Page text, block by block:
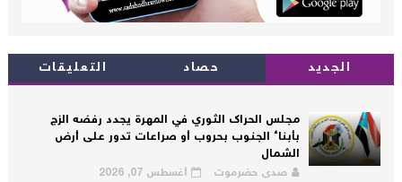
الجديد حصاد التعليقات
مجلس الحراك الثوري في المهرة يجدد رفضه الزج
بأبناء الجنوب بحروب أو صراعات تدور على أرض
الشمال
صدى حضرموت أغسطس 07, 2026